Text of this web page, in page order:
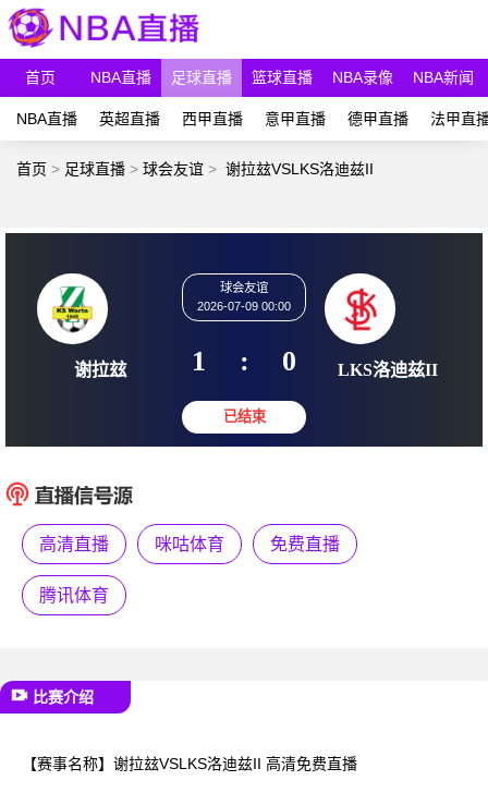
首页 NBA直播 足球直播 篮球直播 NBA录像 NBA新闻
NBA直播 英超直播 西甲直播 意甲直播 德甲直播 法甲直
首页 > 足球直播 > 球会友谊 > 谢拉玆VSLKS洛迪兹II
谢拉玆
球会友谊
2026-07-09 00:00
1 : 0 LKS洛
高清直播 咪咕体育 免费直播
腾讯体育
比赛介绍
【赛事名称】 谢拉玆VSLKS洛迪兹II 高清免费直播